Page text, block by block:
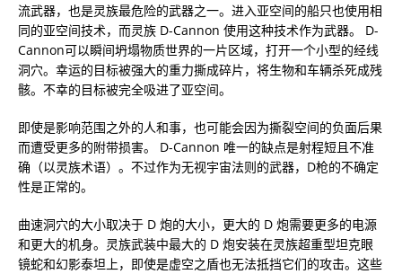
流武器，也是灵族最危险的武器之一。进入亚空间的船只也使用相
同的亚空间技术，而灵族 D-Cannon 使用这种技术作为武器。 D-
Cannon可以瞬间坍塌物质世界的一片区域，打开一个小型的经线
洞穴。幸运的目标被强大的重力撕成碎片，将生物和车辆杀死成残
骸。不幸的目标被完全吸进了亚空间。
即使是影响范围之外的人和事，也可能会因为撕裂空间的负面后果
而遭受更多的附带损害。 D-Cannon 唯一的缺点是射程短且不准
确（以灵族术语）。不过作为无视宇宙法则的武器，D枪的不确定
性是正常的。
曲速洞穴的大小取决于 D 炮的大小，更大的 D 炮需要更多的电源
和更大的机身。灵族武装中最大的 D 炮安装在灵族超重型坦克眼
镜蛇和幻影泰坦上，即使是虚空之盾也无法抵挡它们的攻击。这些